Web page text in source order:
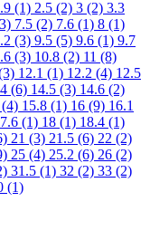
(1) 2.5 (2) 3 (2) 3.3
7.5 (2) 7.6 (1) 8 (1)
(3) 9.5 (5) 9.6 (1) 9.7
(3) 10.8 (2) 11 (8)
12.1 (1) 12.2 (4) 12.5
(6) 14.5 (3) 14.6 (2)
15.8 (1) 16 (9) 16.1
(1) 18 (1) 18.4 (1)
21 (3) 21.5 (6) 22 (2)
25 (4) 25.2 (6) 26 (2)
31.5 (1) 32 (2) 33 (2)
(1)